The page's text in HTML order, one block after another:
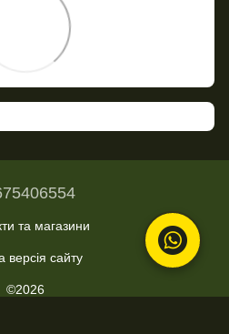
та магазини
версія сайту
©2026